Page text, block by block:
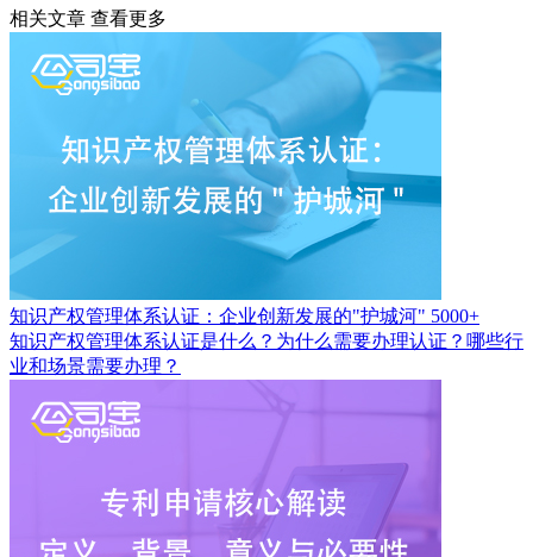
相关文章 查看更多
知识产权管理体系认证：企业创新发展的"护城河" 5000+
知识产权管理体系认证是什么？为什么需要办理认证？哪些行
业和场景需要办理？